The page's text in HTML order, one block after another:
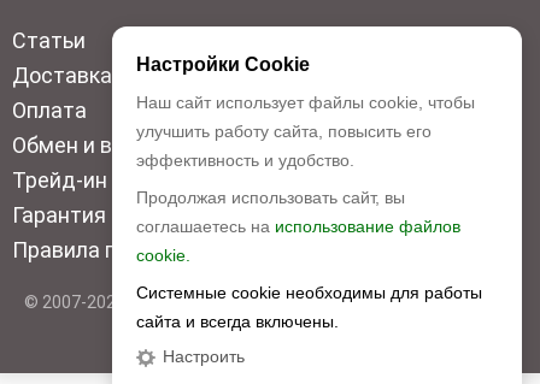
Статьи
Доставка
Оплата
Обмен и возврат
Трейд-ин
Гарантия низкой цены
Правила продажи
© 2007-2026 Top Disc. Все права защищены
Настройки Cookie
Наш сайт использует файлы cookie, чтобы
улучшить работу сайта, повысить его
эффективность и удобство.
Продолжая использовать сайт, вы
соглашаетесь на использование файлов
cookie.
Системные cookie необходимы для работы
сайта и всегда включены.
Настроить